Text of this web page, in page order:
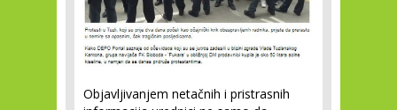
Objavljivanjem netačnih i pristrasnih